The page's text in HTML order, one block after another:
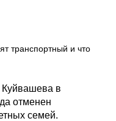
транспортный и что
Куйвашева в
отменен
семей.